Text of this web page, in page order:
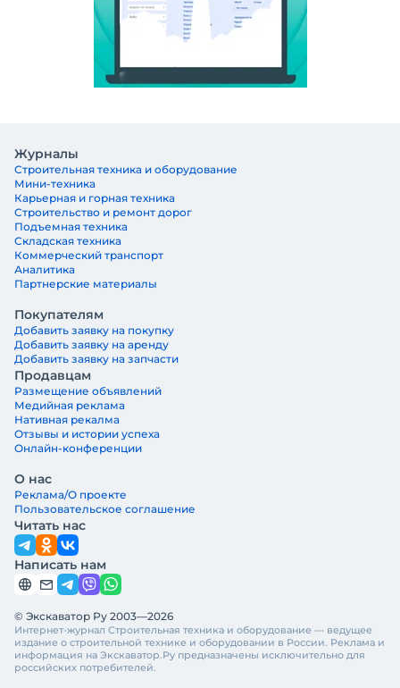
Журналы
Строительная техника и оборудование
Мини-техника
Карьерная и горная техника
Строительство и ремонт дорог
Подъемная техника
Складская техника
Коммерческий транспорт
Аналитика
Партнерские материалы
Покупателям
Добавить заявку на покупку
Добавить заявку на аренду
Добавить заявку на запчасти
Продавцам
Размещение объявлений
Медийная реклама
Нативная рекалма
Отзывы и истории успеха
Онлайн-конференции
О нас
Реклама/О проекте
Пользовательское соглашение
Читать нас
Написать нам
© Экскаватор Ру 2003—2026
Интернет-журнал Строительная техника и оборудование — ведущее
издание о строительной технике и оборудовании в России. Реклама и
информация на Экскаватор.Ру предназначены исключительно для
российских потребителей.